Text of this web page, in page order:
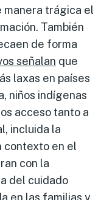
manera trágica el
También
de forma
señalan que
laxas en países
niños indígenas
acceso tanto a
incluida la
contexto en el
con la
del cuidado
en las familias y,